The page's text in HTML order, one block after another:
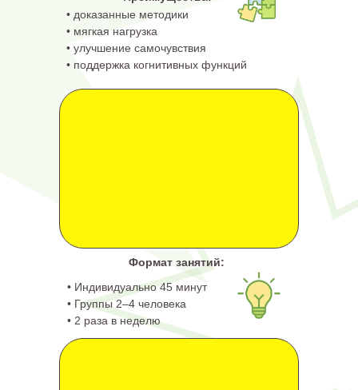
• доказанные методики
• мягкая нагрузка
• улучшение самочувствия
• поддержка когнитивных функций
Формат занятий:
• Индивидуально 45 минут
• Группы 2–4 человека
• 2 раза в неделю